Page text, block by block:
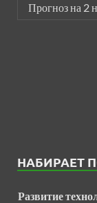
Прогноз на 2
НАБИРАЕТ
Развитие